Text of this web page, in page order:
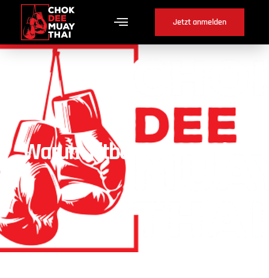
Jetzt anmelden
Warum Fitboxen in Erlach ?